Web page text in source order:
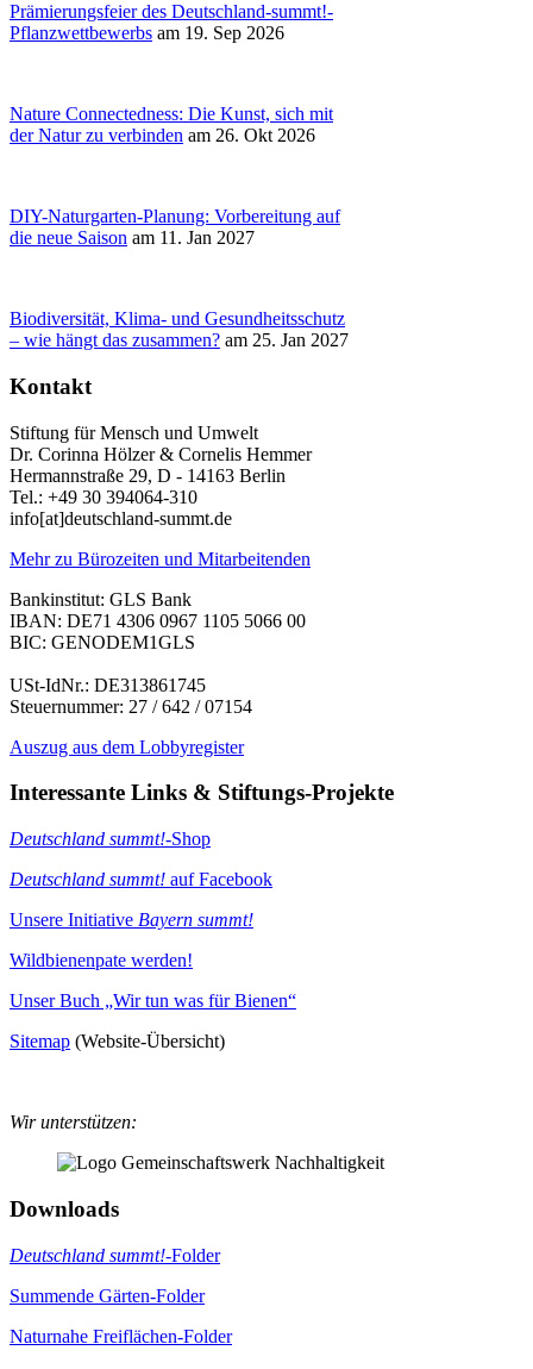
Prämierungsfeier des Deutschland-summt!-
Pflanzwettbewerbs am 19. Sep 2026
Nature Connectedness: Die Kunst, sich mit
der Natur zu verbinden am 26. Okt 2026
DIY-Naturgarten-Planung: Vorbereitung auf
die neue Saison am 11. Jan 2027
Biodiversität, Klima- und Gesundheitsschutz
– wie hängt das zusammen? am 25. Jan 2027
Kontakt
Stiftung für Mensch und Umwelt
Dr. Corinna Hölzer & Cornelis Hemmer
Hermannstraße 29, D - 14163 Berlin
Tel.: +49 30 394064-310
info[at]deutschland-summt.de
Mehr zu Bürozeiten und Mitarbeitenden
Bankinstitut: GLS Bank
IBAN: DE71 4306 0967 1105 5066 00
BIC: GENODEM1GLS
USt-IdNr.: DE313861745
Steuernummer: 27 / 642 / 07154
Auszug aus dem Lobbyregister
Interessante Links & Stiftungs-Projekte
Deutschland summt!-Shop
Deutschland summt! auf Facebook
Unsere Initiative Bayern summt!
Wildbienenpate werden!
Unser Buch „Wir tun was für Bienen“
Sitemap (Website-Übersicht)
Wir unterstützen:
Downloads
Deutschland summt!-Folder
Summende Gärten-Folder
Naturnahe Freiflächen-Folder